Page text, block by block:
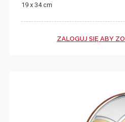
19 x 34 cm
ZALOGUJ SIĘ ABY